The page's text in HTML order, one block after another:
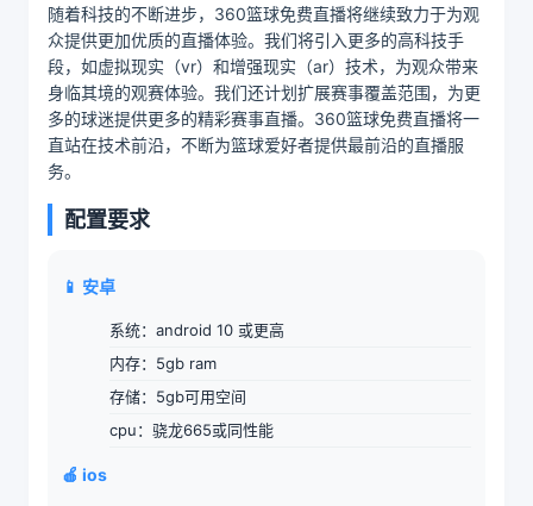
随着科技的不断进步，360篮球免费直播将继续致力于为观
众提供更加优质的直播体验。我们将引入更多的高科技手
段，如虚拟现实（vr）和增强现实（ar）技术，为观众带来
身临其境的观赛体验。我们还计划扩展赛事覆盖范围，为更
多的球迷提供更多的精彩赛事直播。360篮球免费直播将一
直站在技术前沿，不断为篮球爱好者提供最前沿的直播服
务。
配置要求
📱 安卓
系统：android 10 或更高
内存：5gb ram
存储：5gb可用空间
cpu：骁龙665或同性能
🍎 ios